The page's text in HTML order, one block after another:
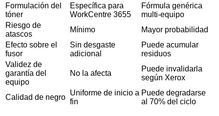
Formulación del
tóner
Específica para
WorkCentre 3655
Fórmula genérica
multi-equipo
Riesgo de
atascos
Mínimo
Mayor probabilidad
Efecto sobre el
fusor
Sin desgaste
adicional
Puede acumular
residuos
Validez de
garantía del
equipo
No la afecta
Puede invalidarla
según Xerox
Calidad de negro
Uniforme de inicio a
fin
Puede degradarse
al 70% del ciclo